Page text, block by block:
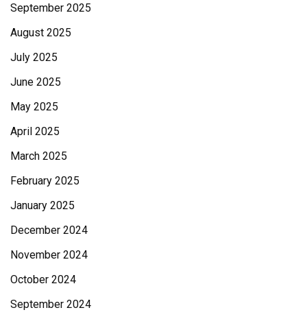
September 2025
August 2025
July 2025
June 2025
May 2025
April 2025
March 2025
February 2025
January 2025
December 2024
November 2024
October 2024
September 2024